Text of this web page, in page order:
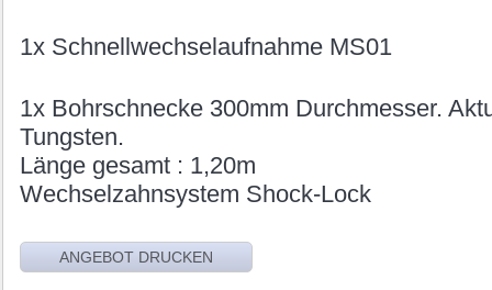
1x Schnellwechselaufnahme MS01
1x Bohrschnecke 300mm Durchmesser.
Tungsten.
Länge gesamt : 1,20m
Wechselzahnsystem Shock-Lock